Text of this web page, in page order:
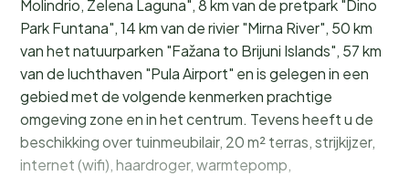
Molindrio, Zelena Laguna", 8 km van de pretpark "Dino
Park Funtana", 14 km van de rivier "Mirna River", 50 km
van het natuurparken "Fažana to Brijuni Islands", 57 km
van de luchthaven "Pula Airport" en is gelegen in een
gebied met de volgende kenmerken prachtige
omgeving zone en in het centrum. Tevens heeft u de
beschikking over tuinmeubilair, 20 m² terras, strijkijzer,
internet (wifi), haardroger, warmtepomp,